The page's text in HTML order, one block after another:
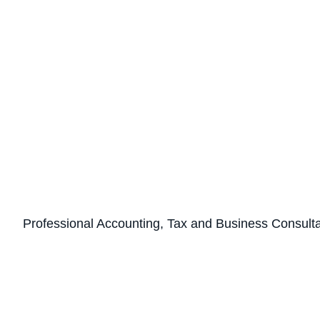
Professional Accounting, Tax and Business